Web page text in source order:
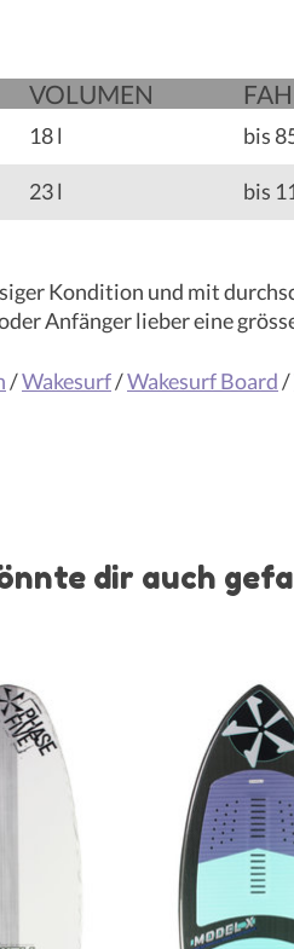
VOLU­­MEN
18 l bis
23 l bis
Kondition und mit
Anfänger lieber eine
/Wakesurf/Wakesurf Board/
dir auch